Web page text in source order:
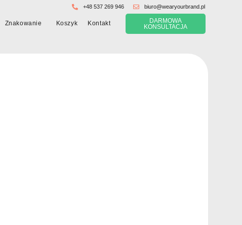
+48 537 269 946 biuro@wearyourbrand.pl
Znakowanie Koszyk Kontakt
DARMOWA
KONSULTACJA